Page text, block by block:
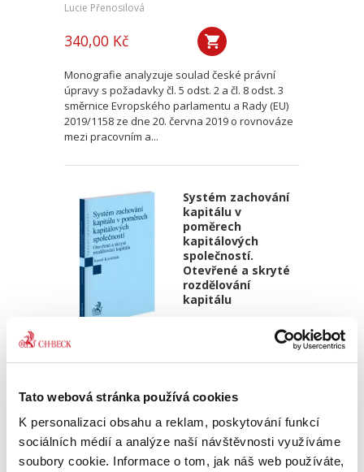
Tato webová stránka používá cookies
K personalizaci obsahu a reklam, poskytování funkcí
sociálních médií a analýze naší návštěvnosti využíváme
soubory cookie. Informace o tom, jak náš web používáte,
Lucie Přenosilová
340,00 Kč
Monografie analyzuje soulad české právní
úpravy s požadavky čl. 5 odst. 2 a čl. 8 odst. 3
směrnice Evropského parlamentu a Rady (EU)
2019/1158 ze dne 20. června 2019 o rovnováze
mezi pracovním a...
Systém zachování
kapitálu v
poměrech
kapitálových
společností.
Otevřené a skryté
rozdělování
kapitálu
Kamil Kovaříček
pravidel, která mají zabránit společníkům ve
zneužívání výhod poskytnutých samotným
charakterem kapitálových společností. V